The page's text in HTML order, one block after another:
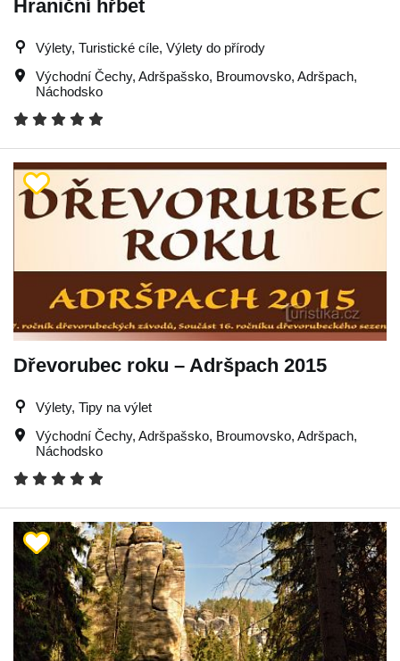
Hraniční hřbet
Výlety, Turistické cíle, Výlety do přírody
Východní Čechy, Adršpašsko, Broumovsko, Adršpach,
Náchodsko
Dřevorubec roku – Adršpach 2015
Výlety, Tipy na výlet
Východní Čechy, Adršpašsko, Broumovsko, Adršpach,
Náchodsko